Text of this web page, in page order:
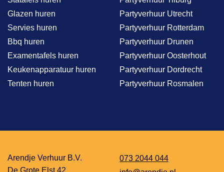
Glazen huren
Servies huren
Bbq huren
Examentafels huren
Keukenapparatuur huren
Tenten huren
Partyverhuur Utrecht
Partyverhuur Rotterdam
Partyverhuur Drunen
Partyverhuur Oosterhout
Partyverhuur Dordrecht
Partyverhuur Rosmalen
Arendje Verhuur B.V.
De Grote Elst 42
073 2044 044